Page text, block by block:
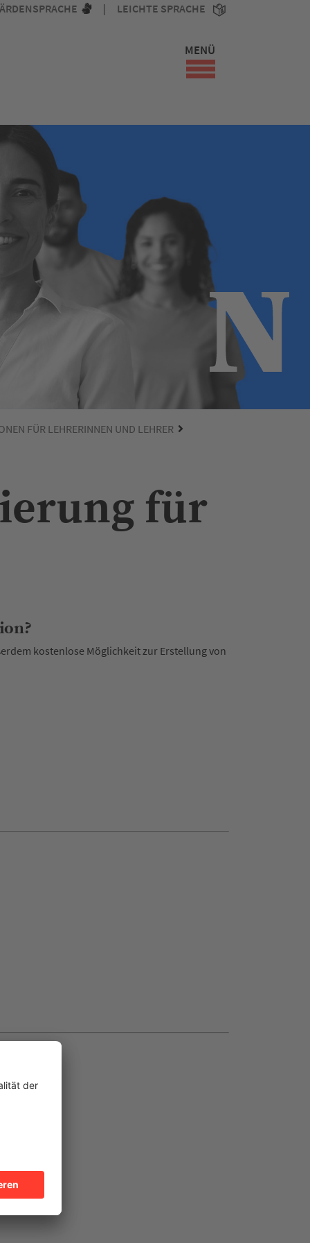
LEICHTE SPRACHE
MENÜ
FÜR LEHRERINNEN UND LEHRER
für
kostenlose Möglichkeit zur Erstellung von